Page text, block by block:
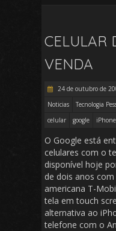
CELULAR
VENDA
24 de outubro de
Noticias
Tecnologia
celular
google iPhone
O Google está
celulares com o
disponível hoje
de dois anos
americana T-
tela em touch
alternativa ao
telefone com o